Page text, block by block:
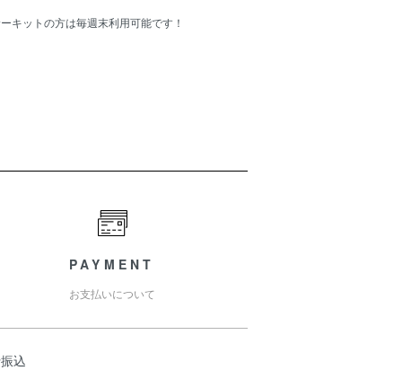
キットの方は毎週末利用可能です！
PAYMENT
お支払いについて
込